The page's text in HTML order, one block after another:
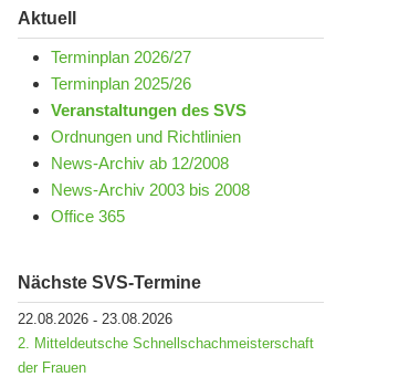
Aktuell
Terminplan 2026/27
Terminplan 2025/26
Veranstaltungen des SVS
Ordnungen und Richtlinien
News-Archiv ab 12/2008
News-Archiv 2003 bis 2008
Office 365
Nächste SVS-Termine
22.08.2026- 23.08.2026
2. Mitteldeutsche Schnellschachmeisterschaft
der Frauen